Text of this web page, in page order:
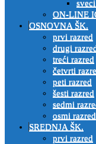
ON-LINE
OSNOVNA ŠK.
prvi razred
drugi
treći razred
četvrti
peti razred
šesti razred
sedmi
osmi razred
SREDNJA ŠK.
prvi razred